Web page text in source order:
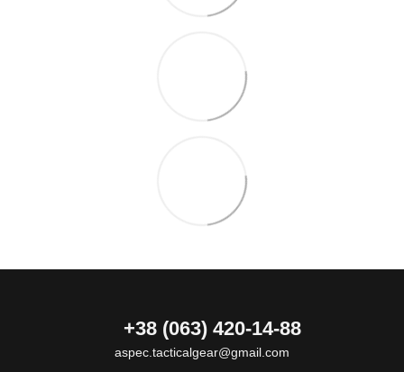
+38 (063) 420-14-88
aspec.tacticalgear@gmail.com